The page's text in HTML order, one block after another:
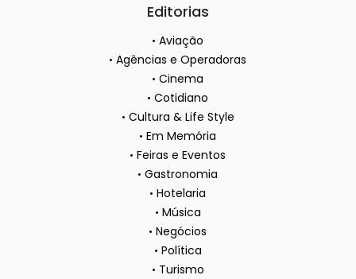
Editorias
Aviação
Agências e Operadoras
Cinema
Cotidiano
Cultura & Life Style
Em Memória
Feiras e Eventos
Gastronomia
Hotelaria
Música
Negócios
Política
Turismo